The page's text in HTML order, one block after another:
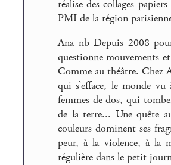
réalise des collages
PMI de la région
Ana nb Depuis 2008
questionne mouvements
Comme au théâtre.
qui s’efface, le monde
femmes de dos, qui
de la terre... Une quête
couleurs dominent ses
peur, à la violence, à la
régulière dans le petit